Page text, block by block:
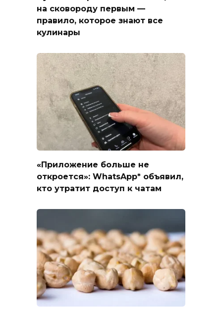
на сковороду первым —
правило, которое знают все
кулинары
«Приложение больше не
откроется»: WhatsApp* объявил,
кто утратит доступ к чатам